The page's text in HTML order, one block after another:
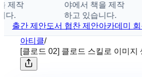
제작
다.
야에서 책을 제작
하고 있습니다.
출간 제안도서 협찬 제안아카데미
아티클/
[클로드 02] 클로드 스킬로 이미지